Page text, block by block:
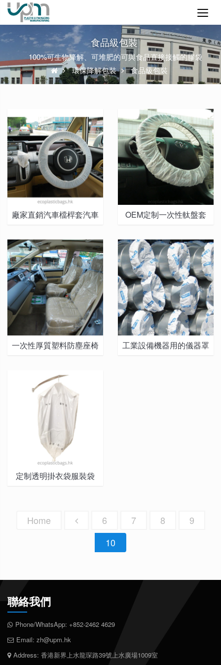
食品級包裝
100%可生物降解、可堆肥的可與食品直接接觸的膠袋
環保降解包裝
食品級包裝
廠家直銷汽車檔桿套汽車
OEM定制一次性軚盤套
一次性厚質塑料防塵座椅
工業設備機器用的儀器罩
定制透明掛衣袋服裝袋
Home 6 7 8
9
10
聯絡我們
Phone/WhatsApp: +852-2462 4629
Email: zh@upm.hk
Address: 香港新界上水龍琛路39號上水廣場1009室